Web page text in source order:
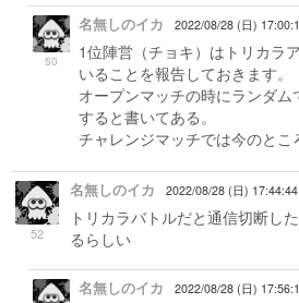
50
名無しのイカ 2022/08/28 (日)
1位陣営（チョキ）はトリカラ
いることを報告しておきます。
オープンマッチの時にランダ
すると書いてある。
チャレンジマッチでは今のとこ
52
名無しのイカ 2022/08/28 (日) 17:44:44
トリカラバトルだと通信切断し
るらしい
名無しのイカ 2022/08/28 (日)